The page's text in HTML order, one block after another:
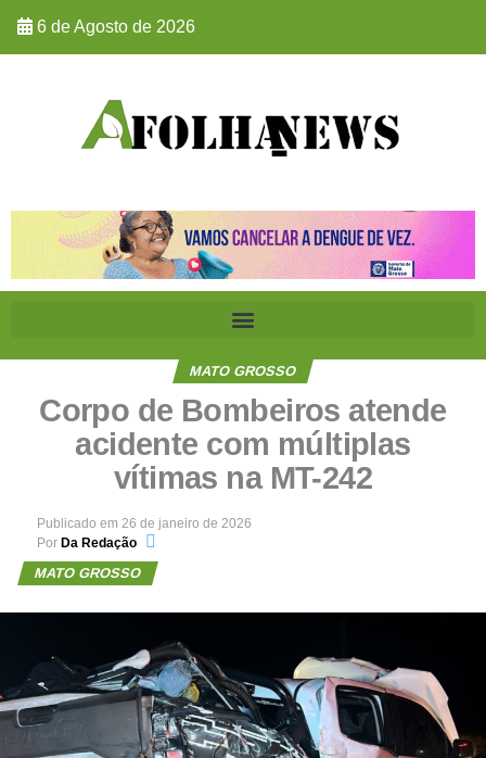
6 de Agosto de 2026
MATO GROSSO
Corpo de Bombeiros atende
acidente com múltiplas
vítimas na MT-242
Publicado em 26 de janeiro de 2026
Por Da Redação
MATO GROSSO